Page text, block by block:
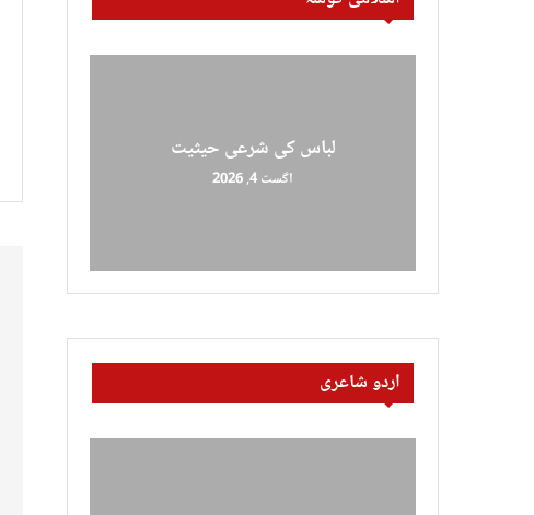
لباس کی شرعی حیثیت
اگست 4, 2026
اردو شاعری